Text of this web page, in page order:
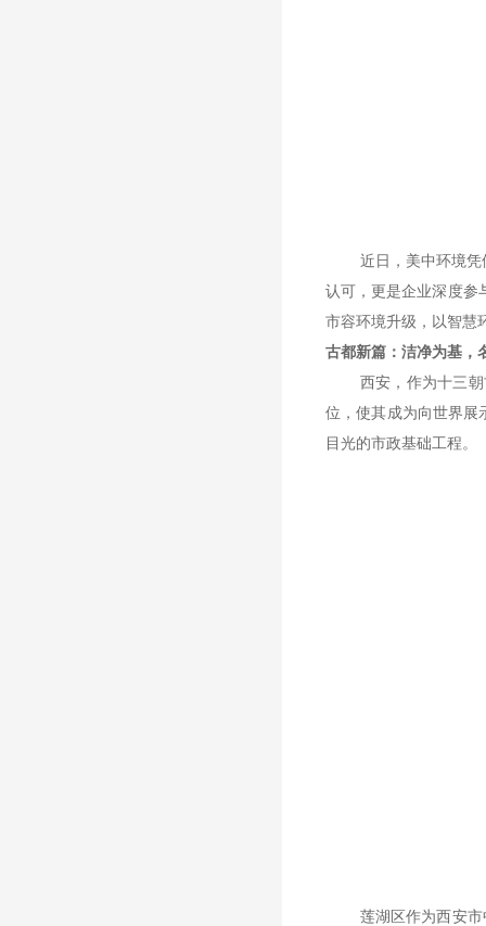
近日，美中环境
认可，更是企业深度参
市容环境升级，以智慧
古都新篇：洁净为基，
西安，作为十三
位，使其成为向世界展
目光的市政基础工程。
莲湖区作为西安